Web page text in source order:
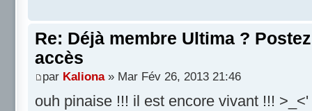
Re: Déjà membre Ultima ?
accès
par Kaliona» Mar Fév 26, 2013 21:46
ouh pinaise !!! il est encore vivant !!! >_<'